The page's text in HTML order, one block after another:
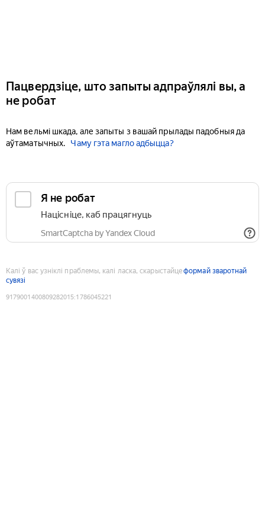
Пацвердзіце, што запыты адпраўлялі вы, а
не робат
Нам вельмі шкада, але запыты з вашай прылады падобныя да
аўтаматычных.
Чаму гэта магло адбыцца?
Я не робат
Націсніце, каб працягнуць
SmartCaptcha by Yandex Cloud
Калі ў вас узніклі праблемы, калі ласка, скарыстайцеформай зваротнай
сувязі
9179001400809282015:1786045221